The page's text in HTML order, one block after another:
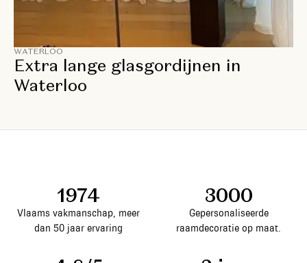
WATERLOO
Extra lange glasgordijnen in
Waterloo
1974
Vlaams vakmanschap, meer
dan 50 jaar ervaring
3000
Gepersonaliseerde
raamdecoratie op maat.